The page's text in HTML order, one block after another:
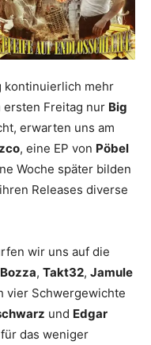
kontinuierlich mehr
ersten Freitag nur Big
erwarten uns am
, eine EP von Pöbel
Woche später bilden
Releases diverse
wir uns auf die
Bozza, Takt32, Jamule
vier Schwergewichte
und Edgar
das weniger